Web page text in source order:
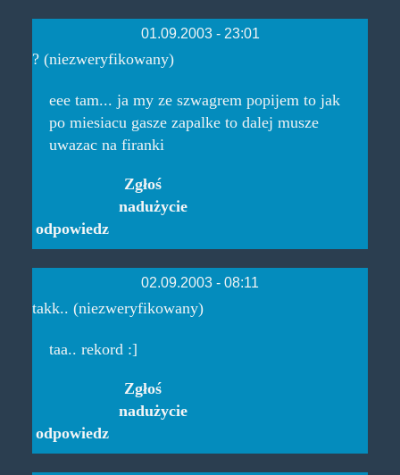
01.09.2003 - 23:01
? (niezweryfikowany)
eee tam... ja my ze szwagrem popijem to jak
po miesiacu gasze zapalke to dalej musze
uwazac na firanki
odpowiedz
Zgłoś
nadużycie
02.09.2003 - 08:11
takk.. (niezweryfikowany)
taa.. rekord :]
odpowiedz
Zgłoś
nadużycie